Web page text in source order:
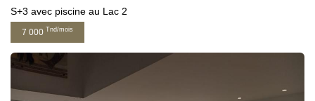
S+3 avec piscine au Lac 2
7 000 Tnd/mois